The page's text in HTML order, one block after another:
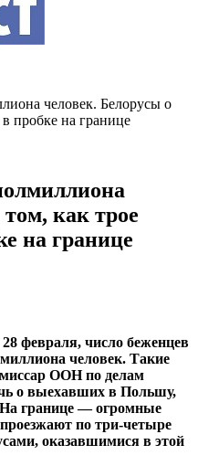
человек. Белорусы о
пробке на границе
как трое
на границе
февраля, число беженцев
человек. Такие
ООН по делам
о выехавших в Польшу,
границе — огромные
по три-четыре
оказавшимися в этой